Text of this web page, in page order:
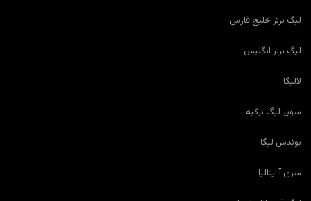
لیگ برتر خلیج فارس
لیگ برتر انگلیس
لالیگا
سوپر لیگ ترکیه
بوندس لیگا
سری آ ایتالیا